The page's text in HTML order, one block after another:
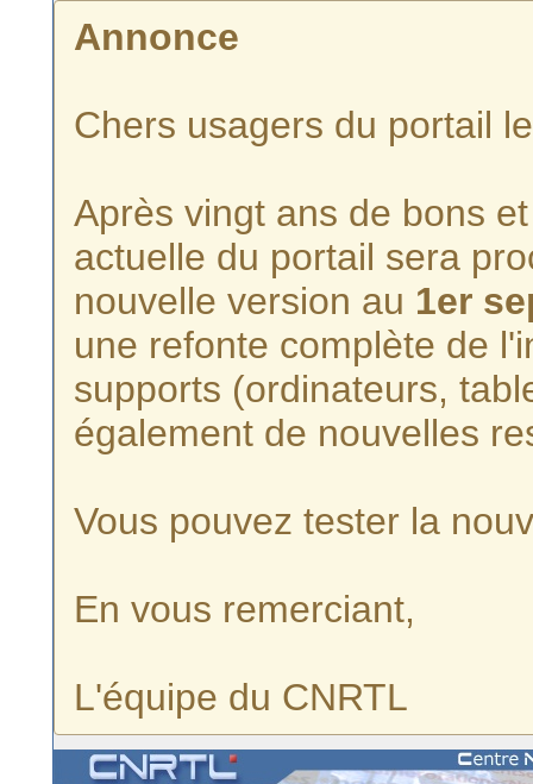
Annonce
Chers usagers du portail
Après vingt ans de bons
actuelle du portail sera
nouvelle version au 1er
une refonte complète de
supports (ordinateurs,
également de nouvelles
Vous pouvez tester la
En vous remerciant,
L'équipe du CNRTL